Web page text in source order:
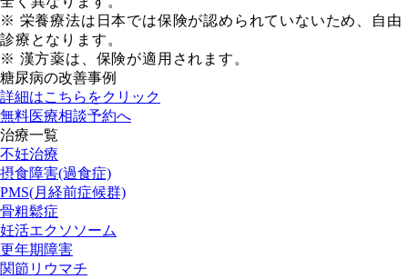
※ 栄養療法は日本では保険が認められていないため、自由
診療となります。
※ 漢方薬は、保険が適用されます。
糖尿病の改善事例
詳細はこちらをクリック
無料医療相談予約へ
治療一覧
不妊治療
摂食障害(過食症)
PMS(月経前症候群)
骨粗鬆症
妊活エクソソーム
更年期障害
関節リウマチ